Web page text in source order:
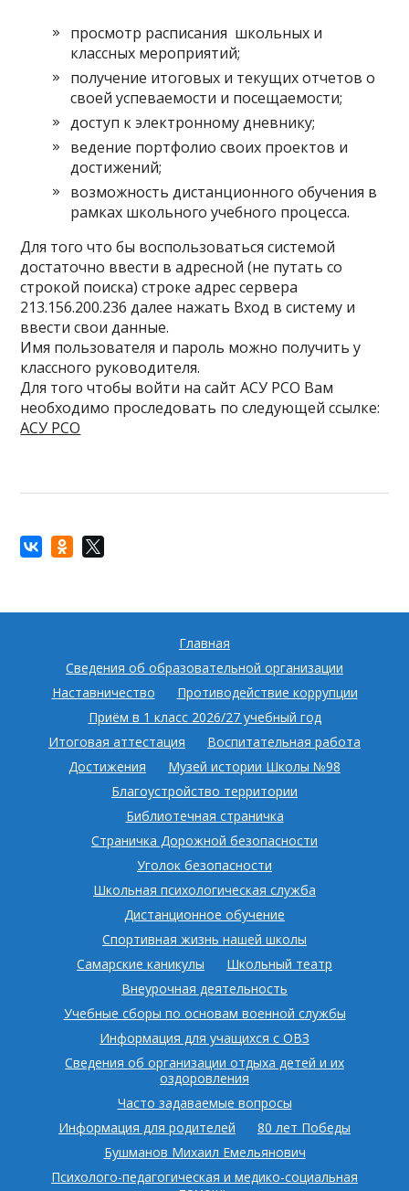
просмотр расписания школьных и
классных мероприятий;
получение итоговых и текущих отчетов о
своей успеваемости и посещаемости;
доступ к электронному дневнику;
ведение портфолио своих проектов и
достижений;
возможность дистанционного обучения в
рамках школьного учебного процесса.
Для того что бы воспользоваться системой
достаточно ввести в адресной (не путать со
строкой поиска) строке адрес сервера
213.156.200.236 далее нажать Вход в систему и
ввести свои данные.
Имя пользователя и пароль можно получить у
классного руководителя.
Для того чтобы войти на сайт АСУ РСО Вам
необходимо проследовать по следующей ссылке:
АСУ РСО
Главная
Сведения об образовательной организации
Наставничество
Противодействие коррупции
Приём в 1 класс 2026/27 учебный год
Итоговая аттестация
Воспитательная работа
Достижения
Музей истории Школы №98
Благоустройство территории
Библиотечная страничка
Страничка Дорожной безопасности
Уголок безопасности
Школьная психологическая служба
Дистанционное обучение
Спортивная жизнь нашей школы
Самарские каникулы
Школьный театр
Внеурочная деятельность
Учебные сборы по основам военной службы
Информация для учащихся с ОВЗ
Сведения об организации отдыха детей и их
оздоровления
Часто задаваемые вопросы
Информация для родителей
80 лет Победы
Бушманов Михаил Емельянович
Психолого-педагогическая и медико-социальная